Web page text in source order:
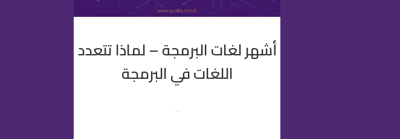
أشهر لغات البرمجة – لماذا تتعدد
اللغات في البرمجة
...